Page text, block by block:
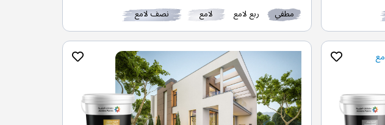
مطفي ربع لامع لامع نصف لامع